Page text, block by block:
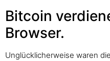
Bitcoin
Browser.
Unglücklicherweise waren